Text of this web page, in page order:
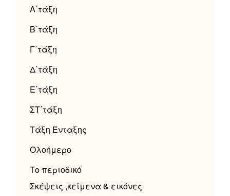
Α΄τάξη
Β΄τάξη
Γ΄τάξη
Δ΄τάξη
Ε΄τάξη
ΣΤ΄τάξη
Τάξη Ένταξης
Ολοήμερο
Το περιοδικό
Σκέψεις ,κείμενα & εικόνες